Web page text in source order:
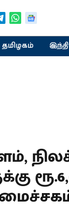
தமிழகம்